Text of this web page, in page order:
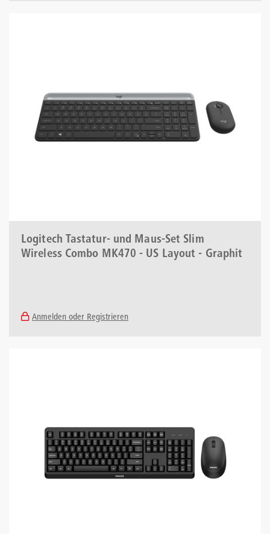
Logitech Tastatur- und Maus-Set Slim
Wireless Combo MK470 - US Layout - Graphit
Anmelden oder Registrieren